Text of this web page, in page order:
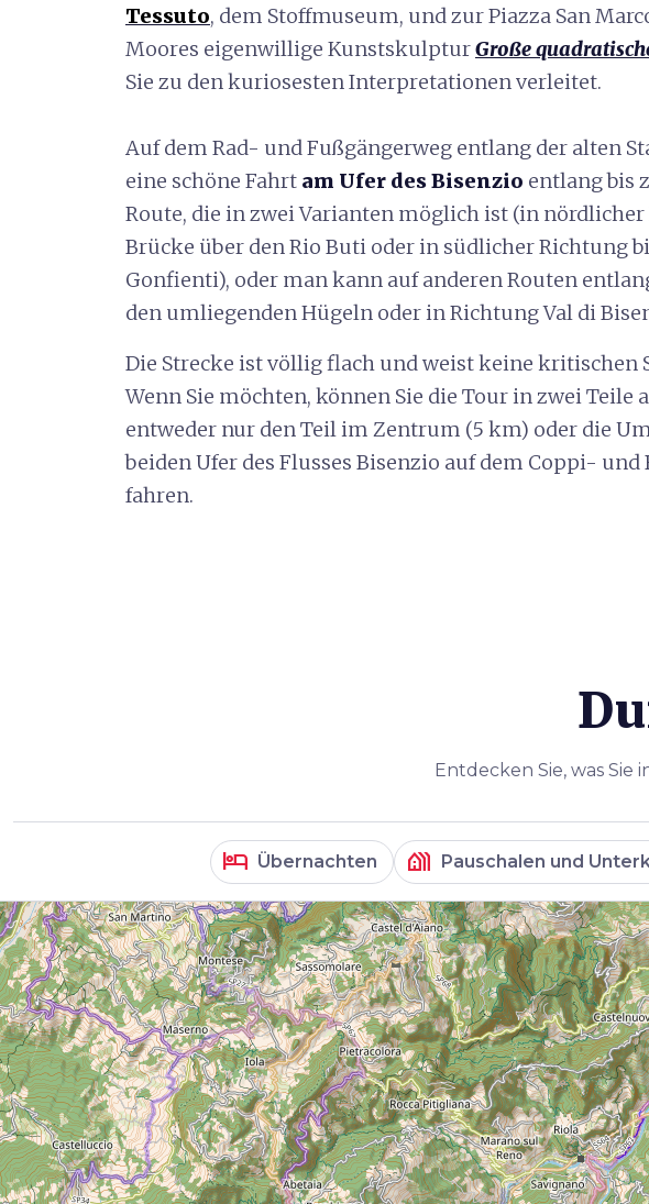
Tessuto, dem Stoffmuseum, und zur Piazza San
Moores eigenwillige KunstskulpturGroße
Sie zu den kuriosesten Interpretationen verleitet.
Auf dem Rad- und Fußgängerweg entlang der alten
eine schöne Fahrt am Ufer des Bisenzio entlang bis
Route, die in zwei Varianten möglich ist (in
Brücke über den Rio Buti oder in südlicher Richtung
Gonfienti), oder man kann auf anderen Routen
den umliegenden Hügeln oder in Richtung Val di
Die Strecke ist völlig flach und weist keine kritischen
Wenn Sie möchten, können Sie die Tour in zwei Teile
entweder nur den Teil im Zentrum (5 km) oder die
beiden Ufer des Flusses Bisenzio auf dem Coppi-
fahren.
Entdecken Sie, was Sie
hotel Übernachten holiday_village Pauschalen und